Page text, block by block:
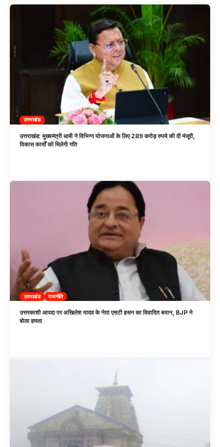
उत्तराखंड
उत्तराखंड: मुख्यमंत्री धामी ने विभिन्न योजनाओं के लिए 289 करोड़ रुपये की दी मंजूरी,
विकास कार्यों को मिलेगी गति
उत्तराखंड राजनीति
उत्तरकाशी आपदा पर अखिलेश यादव के नेता एसटी हसन का विवादित बयान, BJP ने
बोला हमला